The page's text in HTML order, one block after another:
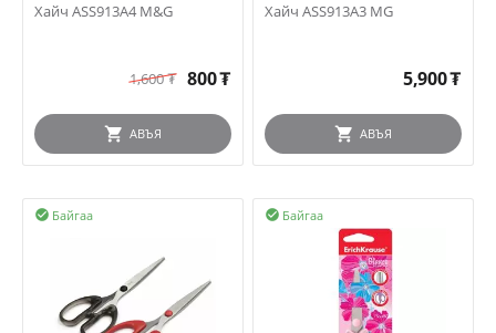
Хайч ASS913A4 M&G
1,600₮ 800₮
АВЪЯ
Хайч ASS913A3 MG
5,900₮
АВЪЯ
Байгаа
 Байгаа
